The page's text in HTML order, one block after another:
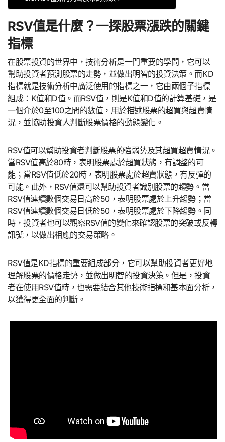
RSV值是什麼？一探股票漲跌的關鍵
指標
在股票投資的世界中，技術分析是一門重要的學問，它可以
幫助投資者預測股票的走勢，並做出明智的投資決策。而KD
指標就是技術分析中廣泛使用的指標之一，它由兩個子指標
組成：K值和D值。而RSV值，則是K值和D值的計算基礎，是
一個介於0至100之間的數值，用於描述股票的超買與超賣情
況，並協助投資人判斷股票價格的動態變化。
RSV值可以幫助投資者判斷股票的強弱勢及其超買超賣情況。
當RSV值高於80時，表明股票處於超買狀態，有調整的可
能；當RSV值低於20時，表明股票處於超賣狀態，有反彈的
可能。此外，RSV值還可以幫助投資者識別股票的趨勢。當
RSV值連續數個交易日高於50，表明股票處於上升趨勢；當
RSV值連續數個交易日低於50，表明股票處於下降趨勢。同
時，投資者也可以觀察RSV值的變化來確認股票的突破或反轉
訊號，以做出相應的交易策略。
RSV值是KD指標的重要組成部分，它可以幫助投資者更好地
理解股票的價格走勢，並做出明智的投資決策。但是，投資
者在使用RSV值時，也需要結合其他技術指標和基本面分析，
以獲得更全面的判斷。